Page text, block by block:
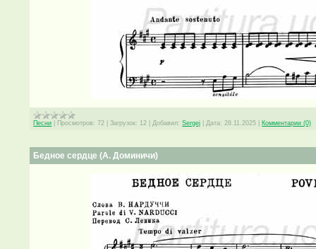
Песни Просмотров: 72 |Загрузок: 12 |Добавил: Sergej |Дата: 28.11.2025 Комментарии (0)
Бедное сердце (А. Доминичи)